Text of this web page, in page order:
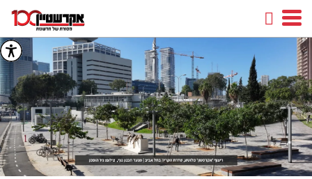
חיפוש
facebook
youtube
instagram